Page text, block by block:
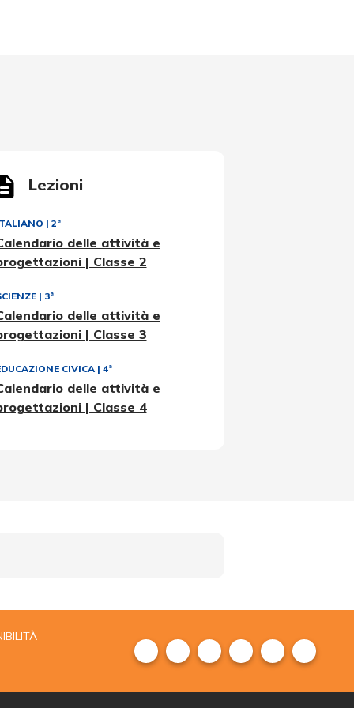
Lezioni
| 2ª
delle attività e
| Classe 2
| 3ª
delle attività e
| Classe 3
CIVICA| 4ª
delle attività e
| Classe 4